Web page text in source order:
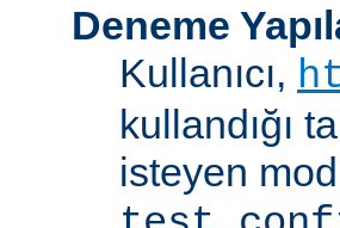
Deneme
Kullanıcı,
kullandığı
isteyen